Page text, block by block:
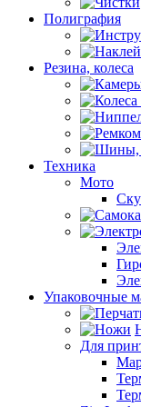
Полиграфия
Резина, колеса
Техника
Мото
Упаковочные
Для